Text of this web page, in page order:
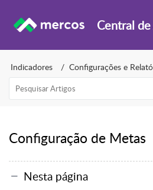
Central
Indicadores Configurações e
Configuração de Metas
Nesta página